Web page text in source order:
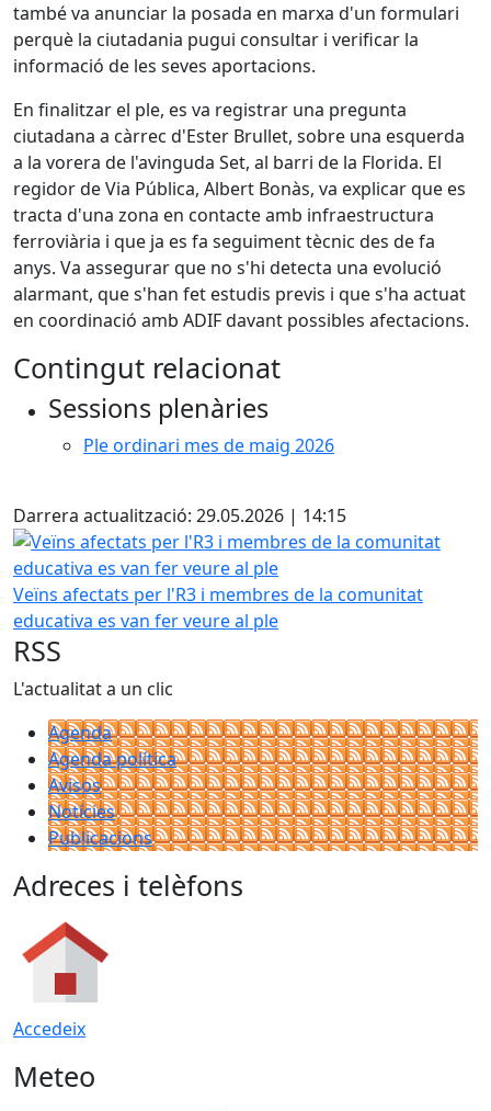
també va anunciar la posada en marxa d'un formulari
perquè la ciutadania pugui consultar i verificar la
informació de les seves aportacions.
En finalitzar el ple, es va registrar una pregunta
ciutadana a càrrec d'Ester Brullet, sobre una esquerda
a la vorera de l'avinguda Set, al barri de la Florida. El
regidor de Via Pública, Albert Bonàs, va explicar que es
tracta d'una zona en contacte amb infraestructura
ferroviària i que ja es fa seguiment tècnic des de fa
anys. Va assegurar que no s'hi detecta una evolució
alarmant, que s'han fet estudis previs i que s'ha actuat
en coordinació amb ADIF davant possibles afectacions.
Contingut relacionat
Sessions plenàries
Ple ordinari mes de maig 2026
Darrera actualització: 29.05.2026 | 14:15
Veïns afectats per l'R3 i membres de la comunitat
Veïns afectats per l'R3 i membres de la comunitat
educativa es van fer veure al ple
RSS
L'actualitat a un clic
Agenda
Agenda política
Avisos
Notícies
Publicacions
Adreces i telèfons
Accedeix
Meteo